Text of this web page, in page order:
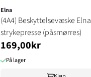
Elna
(4A4) Beskyttelsevæske Elna
strykepresse (påsmørres)
169,00kr
På lager